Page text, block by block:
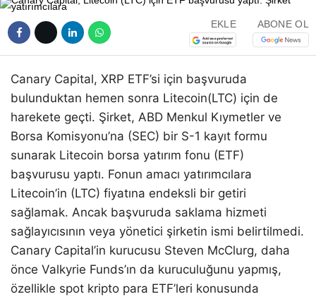
EKLE ABONE OL
Canary Capital, XRP ETF’si için başvuruda
bulunduktan hemen sonra Litecoin(LTC) için de
harekete geçti. Şirket, ABD Menkul Kıymetler ve
Borsa Komisyonu’na (SEC) bir S-1 kayıt formu
sunarak Litecoin borsa yatırım fonu (ETF)
başvurusu yaptı. Fonun amacı yatırımcılara
Litecoin’in (LTC) fiyatına endeksli bir getiri
sağlamak. Ancak başvuruda saklama hizmeti
sağlayıcısının veya yönetici şirketin ismi belirtilmedi.
Canary Capital’in kurucusu Steven McClurg, daha
önce Valkyrie Funds’ın da kuruculuğunu yapmış,
özellikle spot kripto para ETF’leri konusunda